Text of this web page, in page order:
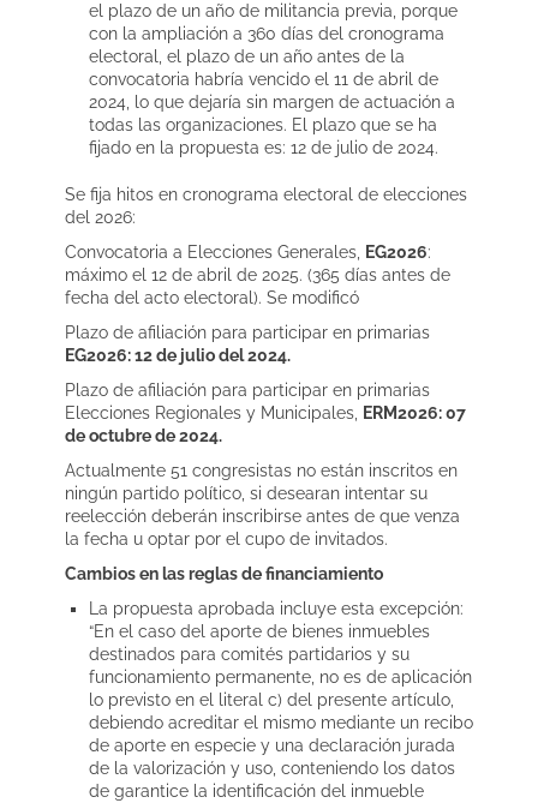
el plazo de un año de militancia previa, porque
con la ampliación a 360 días del cronograma
electoral, el plazo de un año antes de la
convocatoria habría vencido el 11 de abril de
2024, lo que dejaría sin margen de actuación a
todas las organizaciones. El plazo que se ha
fijado en la propuesta es: 12 de julio de 2024.
Se fija hitos en cronograma electoral de elecciones
del 2026:
Convocatoria a Elecciones Generales, EG2026:
máximo el 12 de abril de 2025. (365 días antes de
fecha del acto electoral). Se modificó
Plazo de afiliación para participar en primarias
EG2026: 12 de julio del 2024.
Plazo de afiliación para participar en primarias
Elecciones Regionales y Municipales, ERM2026: 07
de octubre de 2024.
Actualmente 51 congresistas no están inscritos en
ningún partido político, si desearan intentar su
reelección deberán inscribirse antes de que venza
la fecha u optar por el cupo de invitados.
Cambios en las reglas de financiamiento
La propuesta aprobada incluye esta excepción:
“En el caso del aporte de bienes inmuebles
destinados para comités partidarios y su
funcionamiento permanente, no es de aplicación
lo previsto en el literal c) del presente artículo,
debiendo acreditar el mismo mediante un recibo
de aporte en especie y una declaración jurada
de la valorización y uso, conteniendo los datos
de garantice la identificación del inmueble